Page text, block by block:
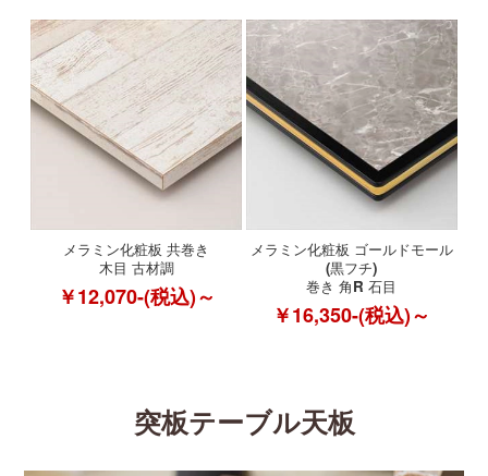
メラミン化粧板 共巻き
木目 古材調
￥12,070-(税込)～
メラミン化粧板 ゴールドモール
(黒フチ)
巻き 角R 石目
￥16,350-(税込)～
突板テーブル天板